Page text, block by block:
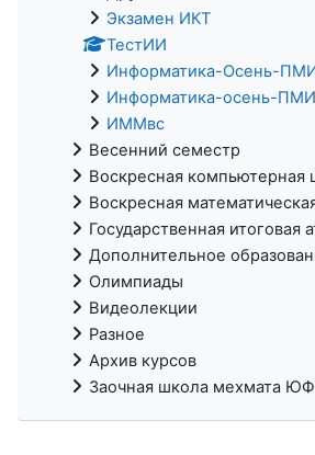
Экзамен ИКТ
ТестИИ
Информатика-Осень-
Информатика-осень-
ИММвс
Весенний семестр
Воскресная компьютерная
Воскресная
Государственная итоговая
Дополнительное
Олимпиады
Видеолекции
Разное
Архив курсов
Заочная школа мехмата